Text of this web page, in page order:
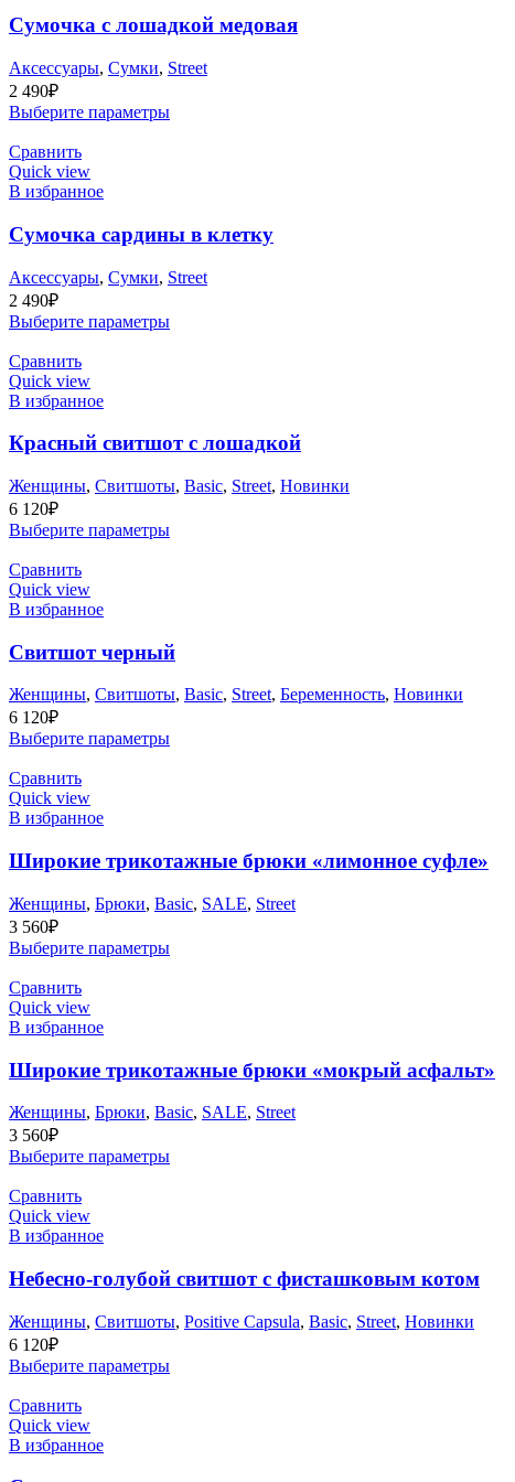
Сумочка с лошадкой медовая
Аксессуары, Сумки, Street
2 490₽
Выберите параметры
Сравнить
Quick view
В избранное
Сумочка сардины в клетку
Аксессуары, Сумки, Street
2 490₽
Выберите параметры
Сравнить
Quick view
В избранное
Красный свитшот с лошадкой
Женщины, Cвитшоты, Basic, Street, Новинки
6 120₽
Выберите параметры
Сравнить
Quick view
В избранное
Свитшот черный
Женщины, Cвитшоты, Basic, Street, Беременность, Новинки
6 120₽
Выберите параметры
Сравнить
Quick view
В избранное
Широкие трикотажные брюки «лимонное суфле»
Женщины, Брюки, Basic, SALE, Street
3 560₽
Выберите параметры
Сравнить
Quick view
В избранное
Широкие трикотажные брюки «мокрый асфальт»
Женщины, Брюки, Basic, SALE, Street
3 560₽
Выберите параметры
Сравнить
Quick view
В избранное
Небесно-голубой свитшот с фисташковым котом
Женщины, Cвитшоты, Positive Capsula, Basic, Street, Новинки
6 120₽
Выберите параметры
Сравнить
Quick view
В избранное